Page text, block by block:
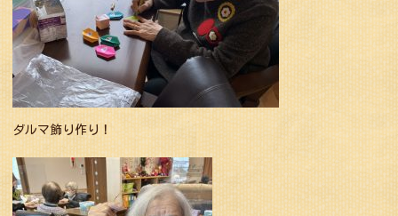
ダルマ飾り作り！